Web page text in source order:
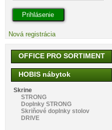
Nová registrácia
OFFICE PRO SORTIMENT
HOBIS nábytok
Skrine
STRONG
Doplnky STRONG
Skriňové doplnky stolov
DRIVE